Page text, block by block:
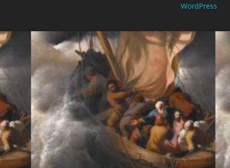
WordPress